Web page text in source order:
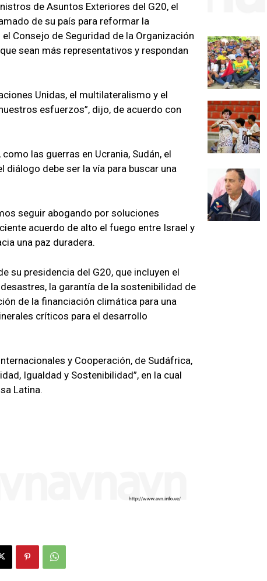
de Asuntos Exteriores del G20, el
de su país para reformar la
Consejo de Seguridad de la Organización
sean más representativos y respondan
Unidas, el multilateralismo y el
esfuerzos”, dijo, de acuerdo con
las guerras en Ucrania, Sudán, el
diálogo debe ser la vía para buscar una
seguir abogando por soluciones
acuerdo de alto el fuego entre Israel y
una paz duradera.
su presidencia del G20, que incluyen el
la garantía de la sostenibilidad de
de la financiación climática para una
críticos para el desarrollo
y Cooperación, de Sudáfrica,
Igualdad y Sostenibilidad”, en la cual
Latina.